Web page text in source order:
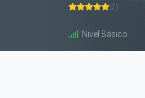
(2)
Nivel Básico